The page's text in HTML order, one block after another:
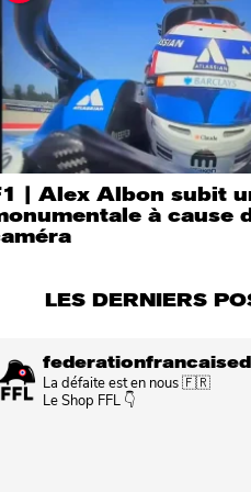
| Alex Albon subit
à cause
LES DERNIERS
La défaite est en nous 🇫🇷
Le Shop FFL 👇